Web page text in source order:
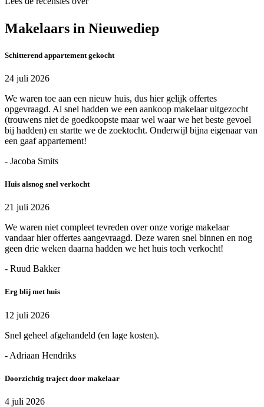
Makelaars in Nieuwediep
Schitterend appartement gekocht
24 juli 2026
We waren toe aan een nieuw huis, dus hier gelijk offertes
opgevraagd. Al snel hadden we een aankoop makelaar uitgezocht
(trouwens niet de goedkoopste maar wel waar we het beste gevoel
bij hadden) en startte we de zoektocht. Onderwijl bijna eigenaar van
een gaaf appartement!
- Jacoba Smits
Huis alsnog snel verkocht
21 juli 2026
We waren niet compleet tevreden over onze vorige makelaar
vandaar hier offertes aangevraagd. Deze waren snel binnen en nog
geen drie weken daarna hadden we het huis toch verkocht!
- Ruud Bakker
Erg blij met huis
12 juli 2026
Snel geheel afgehandeld (en lage kosten).
- Adriaan Hendriks
Doorzichtig traject door makelaar
4 juli 2026